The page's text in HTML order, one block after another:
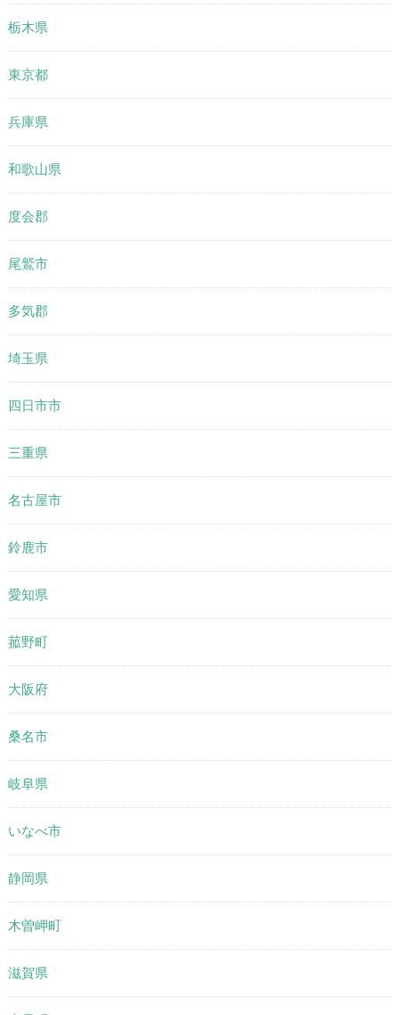
栃木県
東京都
兵庫県
和歌山県
度会郡
尾鷲市
多気郡
埼玉県
四日市市
三重県
名古屋市
鈴鹿市
愛知県
菰野町
大阪府
桑名市
岐阜県
いなべ市
静岡県
木曽岬町
滋賀県